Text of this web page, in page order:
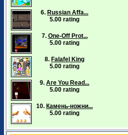
6. Russian Affa...
5.00 rating
7. One-Off Prot...
5.00 rating
8. Falafel King
5.00 rating
9. Are You Read...
5.00 rating
10. Камень-ножни...
5.00 rating